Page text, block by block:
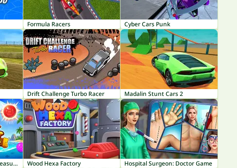
Formula Racers Cyber Cars Punk
Drift Challenge Turbo Racer Madalin Stunt Cars 2
Bubble Shooter: Pirate Treasures Wood Hexa Factory Hospital Surgeon: Doctor Game